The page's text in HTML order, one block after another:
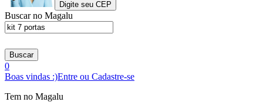
Digite seu CEP
Buscar no Magalu
Buscar
0
Boas vindas :)Entre ou Cadastre-se
Tem no Magalu